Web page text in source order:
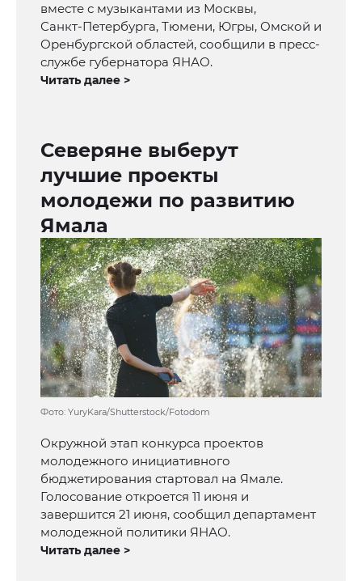
вместе с музыкантами из Москвы,
Санкт‑Петербурга, Тюмени, Югры, Омской и
Оренбургской областей, сообщили в пресс-
службе губернатора ЯНАО.
Читать далее >
Северяне выберут
лучшие проекты
молодежи по развитию
Ямала
Фото: YuryKara/Shutterstock/Fotodom
Окружной этап конкурса проектов
молодежного инициативного
бюджетирования стартовал на Ямале.
Голосование откроется 11 июня и
завершится 21 июня, сообщил департамент
молодежной политики ЯНАО.
Читать далее >